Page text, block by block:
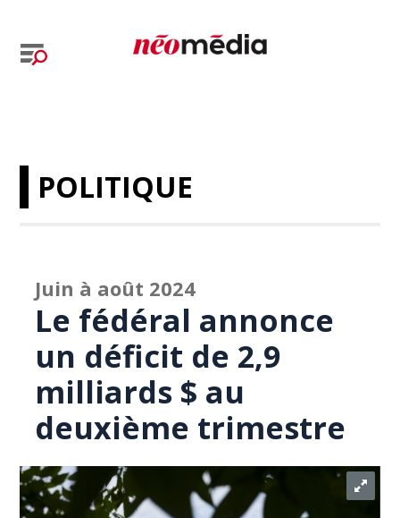
POLITIQUE
Juin à août 2024
Le fédéral annonce
un déficit de 2,9
milliards $ au
deuxième trimestre